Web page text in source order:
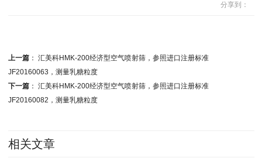
分享到：
上一篇： 汇美科HMK-200经济型空气喷射筛，参照进口注册标准
JF20160063，测量乳糖粒度
下一篇： 汇美科HMK-200经济型空气喷射筛，参照进口注册标准
JF20160082，测量乳糖粒度
相关文章